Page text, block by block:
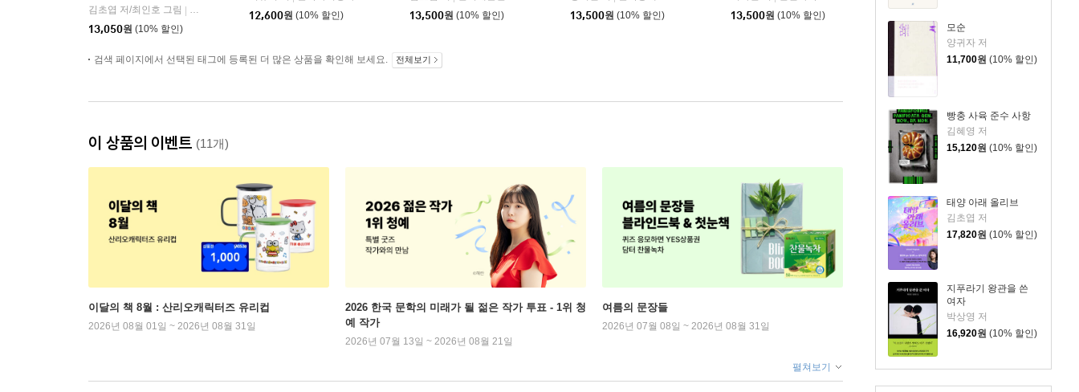
모순
양귀자 저
11,700원 (10% 할인)
빵충 사육 준수 사항
김혜영 저
15,120원 (10% 할인)
태양 아래 올리브
김초엽 저
17,820원 (10% 할인)
지푸라기 왕관을 쓴
여자
박상영 저
16,920원 (10% 할인)
김초엽 저/최인호 그림
마음산책
13,050원 (10% 할인)
12,600원 (10% 할인)
13,500원 (10% 할인)
13,500원 (10% 할인)
13,500원 (10% 할인)
검색 페이지에서 선택된 태그에 등록된 더 많은 상품을 확인해 보세요. 전체보기
이 상품의 이벤트 (11개)
이달의 책 8월 : 산리오캐릭터즈 유리컵
2026년 08월 01일 ~ 2026년 08월 31일
2026 한국 문학의 미래가 될 젊은 작가 투표 - 1위 청
예 작가
2026년 07월 13일 ~ 2026년 08월 21일
여름의 문장들
2026년 07월 08일 ~ 2026년 08월 31일
펼쳐보기